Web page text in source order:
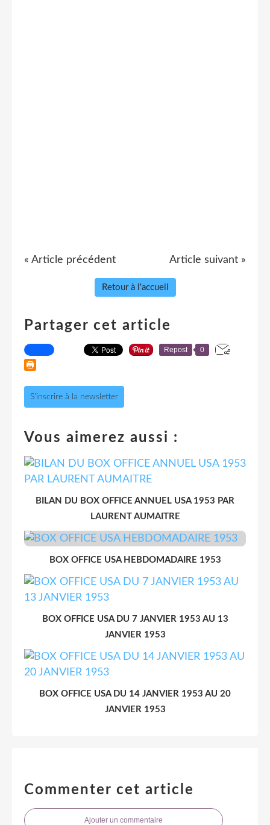
« Article précédent Article suivant »
Retour à l'accueil
Partager cet article
Repost 0
S'inscrire à la newsletter
Vous aimerez aussi :
BILAN DU BOX OFFICE ANNUEL USA 1953 PAR
LAURENT AUMAITRE
BOX OFFICE USA HEBDOMADAIRE 1953
BOX OFFICE USA DU 7 JANVIER 1953 AU 13
JANVIER 1953
BOX OFFICE USA DU 14 JANVIER 1953 AU 20
JANVIER 1953
Commenter cet article
Ajouter un commentaire